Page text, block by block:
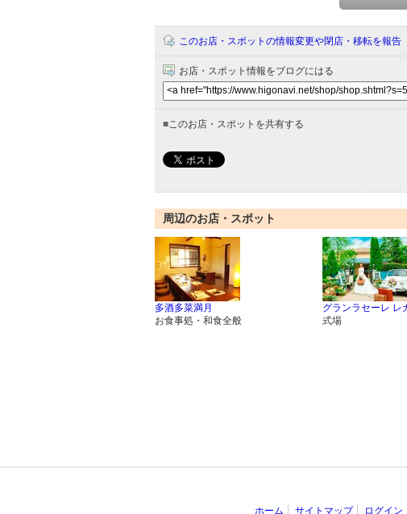
このお店・スポットの情報変更や閉店・移転を報告
お店・スポット情報をブログにはる
■ このお店・スポットを共有する
周辺のお店・スポット
多酒多菜満月
お食事処・和食全般
グランラセーレ レ
式場
ホーム サイトマップ ログイン